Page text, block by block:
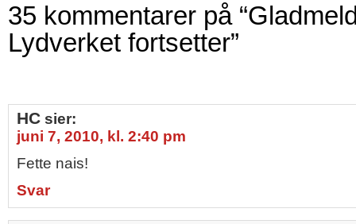
35 kommentarer på
Lydverket fortsetter”
HC sier:
juni 7, 2010, kl. 2:40 pm
Fette nais!
Svar